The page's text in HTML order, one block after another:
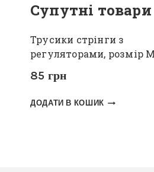
Супутні товари
Трусики стрінги з
регуляторами, розмір M
85 грн
ДОДАТИ В КОШИК